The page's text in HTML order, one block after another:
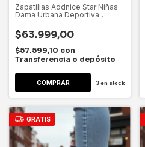
Zapatillas Addnice Star Niñas
Dama Urbana Deportiva
$63.999,00
$57.599,10 con
Transferencia o depósito
3en stock
GRATIS